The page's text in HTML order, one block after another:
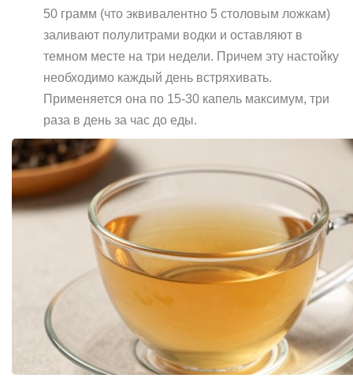
50 грамм (что эквивалентно 5 столовым ложкам)
заливают полулитрами водки и оставляют в
темном месте на три недели. Причем эту настойку
необходимо каждый день встряхивать.
Применяется она по 15-30 капель максимум, три
раза в день за час до еды.